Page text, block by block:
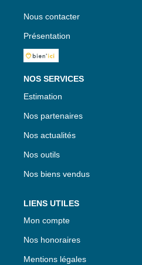
Nous contacter
Présentation
NOS SERVICES
Estimation
Nos partenaires
Nos actualités
Nos outils
Nos biens vendus
LIENS UTILES
Mon compte
Nos honoraires
Mentions légales